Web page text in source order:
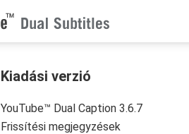
Kiadási verzió
YouTube™ Dual Caption 3.6.7
Frissítési megjegyzések